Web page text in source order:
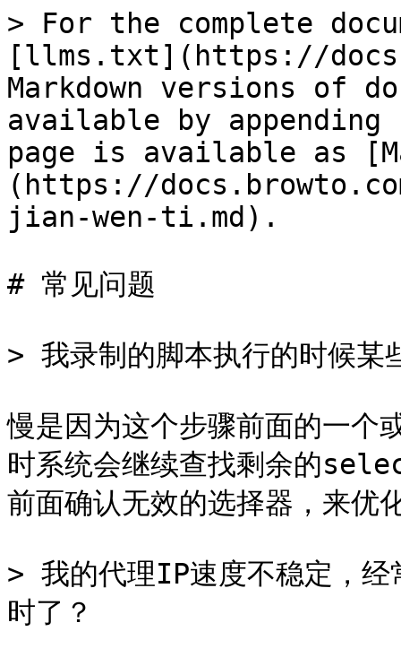
> For the complete
[llms.txt](https://
Markdown versions of
available by
page is available as
(https://
jian-wen-ti.md).
# 常见问题
> 我录制的脚本执行的时候某
慢是因为这个步骤前面的一
时系统会继续查找剩余的
前面确认无效的选择器，来优
> 我的代理IP速度不稳定，经
时了？